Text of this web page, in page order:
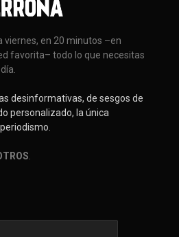
viernes, en 20 minutos –en
favorita– todo lo que necesitas
desinformativas, de sesgos de
personalizado, la única